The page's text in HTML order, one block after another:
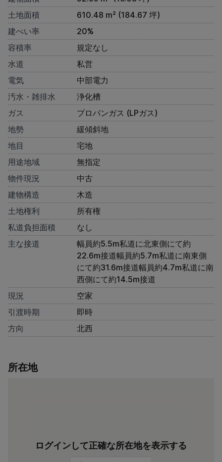
土地面積
610.48 m² (184.67 坪)
建ぺい率
20%
容積率
規定なし
水道
私営
電気
中部電力
汚水・雑排水
浄化槽
ガス
プロパンガス (LPガス)
地勢
緩傾斜地
地目
宅地
用途地域
無指定
物件現況
中古
建物構造
木造
土地権利
所有権
私道負担面積
なし
主な接道
幅員約5.5m私道に北東側にて約
22.6m接道幅員約5.7m私道に南東側
にて約31.6m接道幅員約4.7m私道に南
西側にて約14.5m接道
現況
空家
引渡時期
即時
方向
北西
所在地
ログインして正確な所在地を表示する